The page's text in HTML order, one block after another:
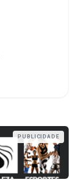
PUBLICIDADE